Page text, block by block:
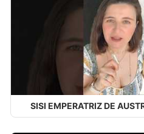
SISI EMPERATRIZ DE